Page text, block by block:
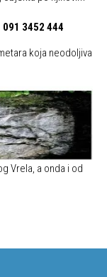
091 3452 444
koja neodoljiva
Vrela, a onda i od